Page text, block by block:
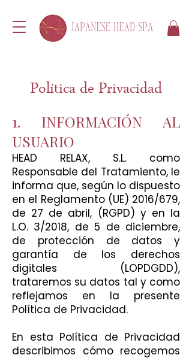
Política de Privacidad
1. INFORMACIÓN AL
USUARIO
HEAD RELAX, S.L.
como
Responsable del Tratamiento, le
informa que, según lo dispuesto
en el Reglamento (UE) 2016/679,
de 27 de abril, (RGPD) y en la
L.O. 3/2018, de 5 de diciembre,
de protección de datos y
garantía de los derechos
digitales (LOPDGDD),
trataremos su datos tal y como
reflejamos en la presente
Política de Privacidad.
En esta Política de Privacidad
describimos cómo recogemos